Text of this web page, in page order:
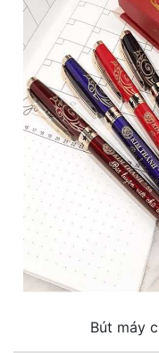
Bút máy